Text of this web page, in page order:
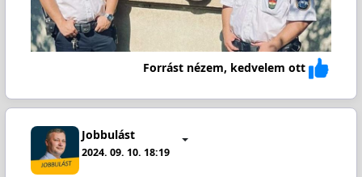
Forrást nézem, kedvelem ott
Jobbulást
2024. 09. 10. 18:19